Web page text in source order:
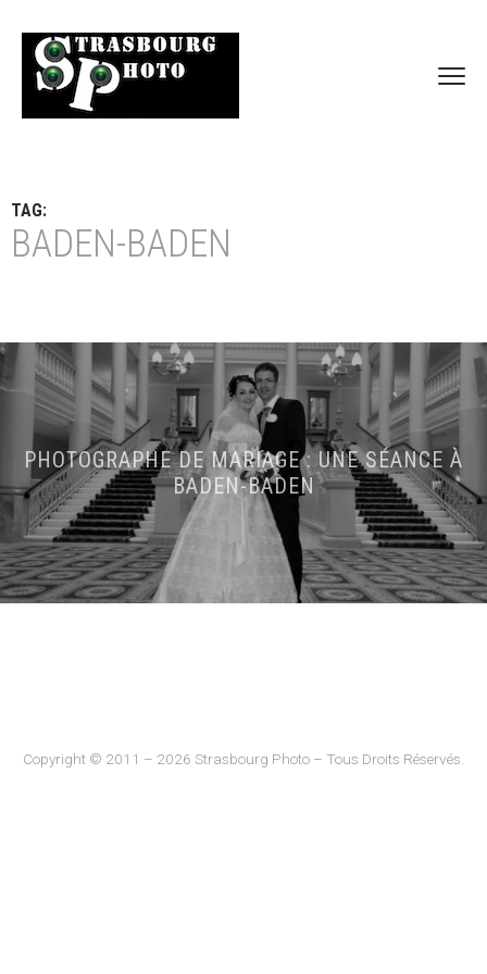
TAG:
BADEN-BADEN
PHOTOGRAPHE DE MARIAGE : UNE SÉANCE À
BADEN-BADEN
Copyright © 2011 – 2026 Strasbourg Photo – Tous Droits Réservés.